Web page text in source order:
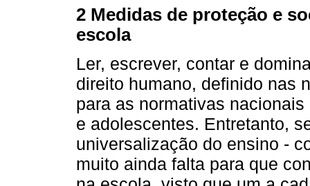
2 Medidas de proteção e
escola
Ler, escrever, contar e
direito humano, definido nas
para as normativas
e adolescentes. Entretanto,
universalização do ensino -
muito ainda falta para que